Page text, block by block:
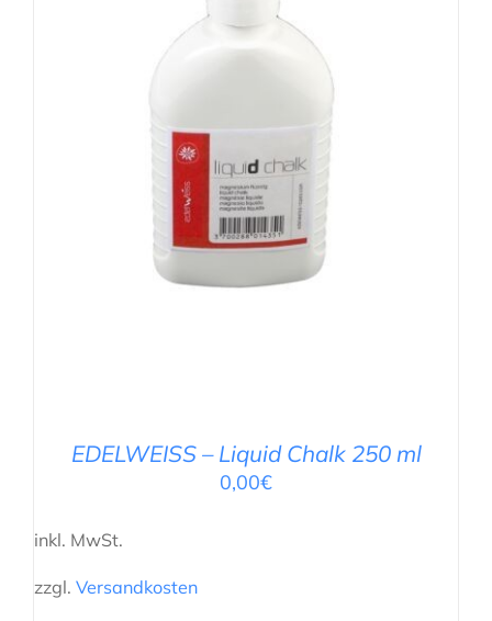
EDELWEISS – Liquid Chalk 250 ml
0,00€
inkl. MwSt.
zzgl. Versandkosten